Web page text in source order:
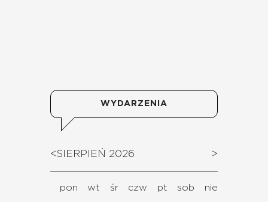
WYDARZENIA
<SIERPIEŃ 2026 >
pon wt śr czw pt sob nie